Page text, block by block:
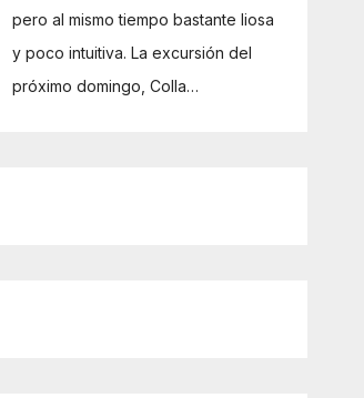
pero al mismo tiempo bastante liosa
y poco intuitiva. La excursión del
próximo domingo, Colla…